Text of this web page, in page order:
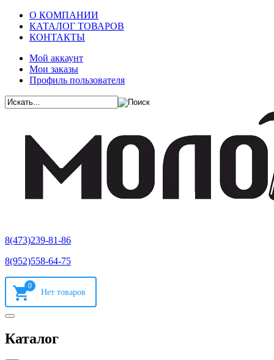
О КОМПАНИИ
КАТАЛОГ ТОВАРОВ
КОНТАКТЫ
Мой аккаунт
Мои заказы
Профиль пользователя
8(473)239-81-86
8(952)558-64-75
0
Каталог